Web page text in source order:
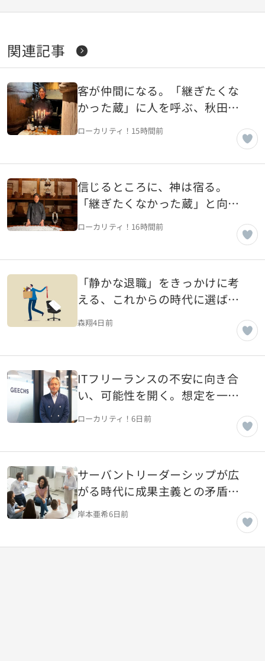
関連記事
客が仲間になる。「継ぎたくな
かった蔵」に人を呼ぶ、秋田の
老舗蔵・ヤマモ味噌醤油醸造元
（風の人編）【秋田県湯沢市】
ローカリティ！ 15時間前
信じるところに、神は宿る。
「継ぎたくなかった蔵」と向き
合う、秋田の老舗蔵・ヤマモ味
噌醤油醸造元（土の人編）【秋
ローカリティ！ 16時間前
「静かな退職」をきっかけに考
える、これからの時代に選ばれ
る会社と働き方
森翔4日前
ITフリーランスの不安に向き合
い、可能性を開く。想定を一歩
超える伴走を事業に変えてきた
ギークスの原点【東京都渋谷
ローカリティ！6日前
サーバントリーダーシップが広
がる時代に成果主義との矛盾を
考える
岸本亜希6日前